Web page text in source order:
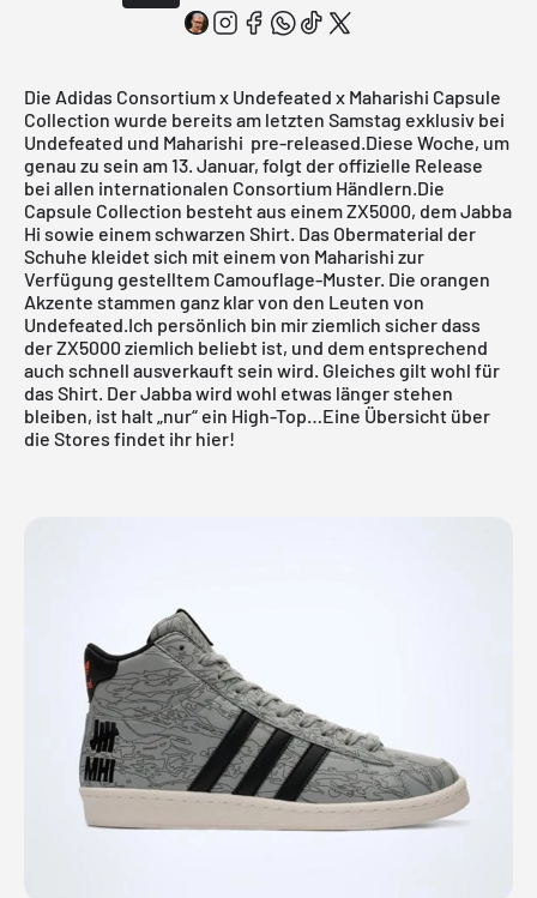
Die Adidas Consortium x Undefeated x Maharishi Capsule
Collection wurde bereits am letzten Samstag exklusiv bei
Undefeated und Maharishi pre-released.Diese Woche, um
genau zu sein am 13. Januar, folgt der offizielle Release
bei allen internationalen Consortium Händlern.Die
Capsule Collection besteht aus einem ZX5000, dem Jabba
Hi sowie einem schwarzen Shirt. Das Obermaterial der
Schuhe kleidet sich mit einem von Maharishi zur
Verfügung gestelltem Camouflage-Muster. Die orangen
Akzente stammen ganz klar von den Leuten von
Undefeated.Ich persönlich bin mir ziemlich sicher dass
der ZX5000 ziemlich beliebt ist, und dem entsprechend
auch schnell ausverkauft sein wird. Gleiches gilt wohl für
das Shirt. Der Jabba wird wohl etwas länger stehen
bleiben, ist halt „nur“ ein High-Top…Eine Übersicht über
die Stores findet ihr hier!